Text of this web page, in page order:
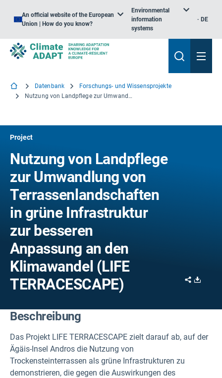
An official website of the European
Union | How do you know?
Environmental
information
systems
DE
Datenbank
Forschungs- und Wissensprojekte
Nutzung von Landpflege zur Umwandlung von Terrassenlandschaften in grüne Infrastruktur zur besseren Anpassung an den Klimawandel
Project
Nutzung von Landpflege
zur Umwandlung von
Terrassenlandschaften
in grüne Infrastruktur
zur besseren
Anpassung an den
Klimawandel (LIFE
TERRACESCAPE)
Share
Beschreibung
Das Projekt LIFE TERRACESCAPE zielt darauf ab, auf der
Ägäis-Insel Andros die Nutzung von
Trockensteinterrassen als grüne Infrastrukturen zu
demonstrieren, die gegen die Auswirkungen des